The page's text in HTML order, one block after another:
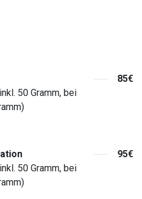
50 Gramm, bei
85€
50 Gramm, bei
95€